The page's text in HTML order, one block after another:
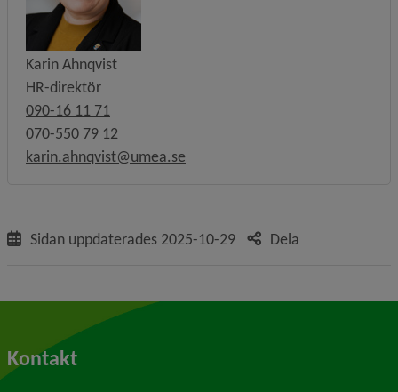
Karin Ahnqvist
HR-direktör
090-16 11 71
070-550 79 12
karin.ahnqvist@umea.se
Sidan uppdaterades 2025-10-29 Dela
Kontakt